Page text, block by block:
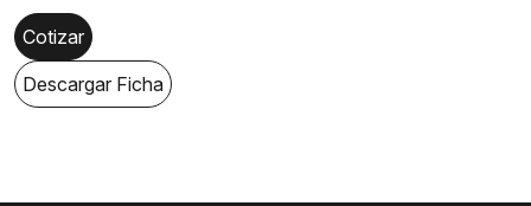
Cotizar
Descargar Ficha